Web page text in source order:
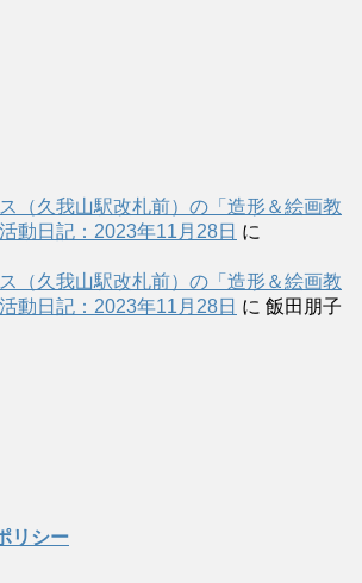
（久我山駅改札前）の「造形＆絵画教
動日記：2023年11月28日 に
（久我山駅改札前）の「造形＆絵画教
動日記：2023年11月28日 に 飯田朋子
リシー